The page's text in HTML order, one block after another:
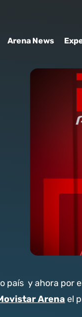
Arena News
país y ahora por
Arenael